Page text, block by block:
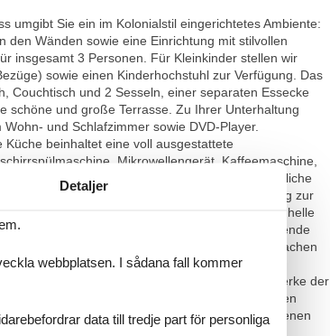
umgibt Sie ein im Kolonialstil eingerichtetes Ambiente:
Wänden sowie eine Einrichtung mit stilvollen
insgesamt 3 Personen. Für Kleinkinder stellen wir
sowie einen Kinderhochstuhl zur Verfügung. Das
Couchtisch und 2 Sesseln, einer separaten Essecke
schöne und große Terrasse. Zu Ihrer Unterhaltung
und Schlafzimmer sowie DVD-Player.
beinhaltet eine voll ausgestattete
Mikrowellengerät, Kaffeemaschine,
ausgestattet. Das großzügige und freundliche
eingerichtet und hat einen separaten Zugang zur
im Wohnzimmer aufstellbares Zusatzbett. Das helle
Ablagemöglichkeiten. Die zur Wohnung gehörende
und Schlafzimmer aus. Zum Schutz Ihrer Wertsachen
gegen Münzeinwurf eine Sauna-Anlage zur
Gästen mitbenutzt werden. Die oberen Stockwerke der
auf einem zu Ihrer Wohnung gehörenden
untergestellt werden. Sofern Sie keine eigenen
Wohnanlage mieten. Das Mitbringen eines
Detaljer
webbplatsen. I sådana fall kommer
data till tredje part för personliga